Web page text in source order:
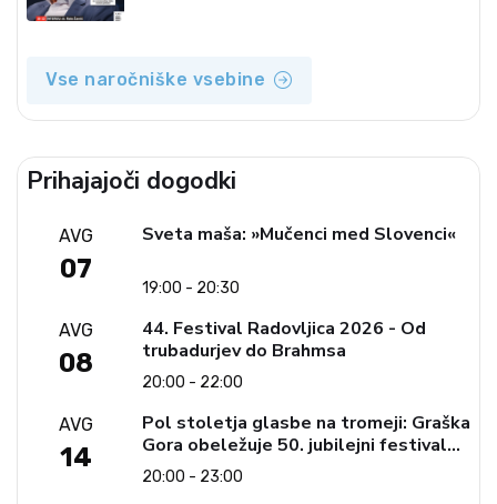
Vse naročniške vsebine
Prihajajoči dogodki
AVG
07
Sveta maša: »Mučenci med Slovenci«
19:00 - 20:30
AVG
08
44. Festival Radovljica 2026 - Od
trubadurjev do Brahmsa
20:00 - 22:00
AVG
14
Pol stoletja glasbe na tromeji: Graška
Gora obeležuje 50. jubilejni festival
narodno-zabavne glasbe
20:00 - 23:00